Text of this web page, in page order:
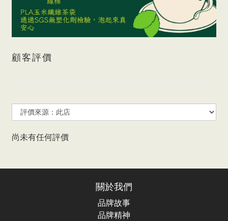
顧客評價
尚未有任何評價
關於我們
品牌故事
品牌精神